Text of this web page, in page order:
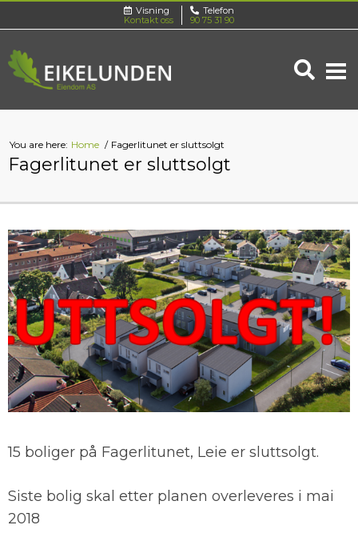
Visning
Kontakt oss
Telefon
90 75 31 90
You are here: Home Fagerlitunet er sluttsolgt
Fagerlitunet er sluttsolgt
15 boliger på Fagerlitunet, Leie er sluttsolgt.
Siste bolig skal etter planen overleveres i mai
2018